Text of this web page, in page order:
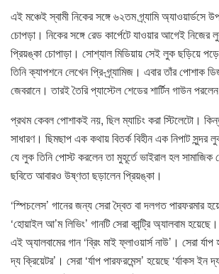
এই মঞ্চেই স্বামী নিকের সঙ্গে ৬২তম গ্র্যামি অ্যাওয়ার্ডসে
চোপড়া। নিকের সঙ্গে রেড কার্পেটে যাওয়ার আগেই নিজের
প্রিয়ঙ্কা চোপাড়া। সোশ্যাল মিডিয়ায় সেই লুক ছড়িয়ে
তিনি ক্যাপশনে লেখেন প্রি-গ্র্যামিজ। এবার তাঁর পোশাক
জেবরানে। তারই তৈরি প্যাস্টেল শেডের শার্টিন গাউন
প্রথম কেবল পোশাকই নয়, ছিল ম্যাচিং করা স্টিলেটো।
সাধারণ। ছিমছাপ এক কথায় বিতর্ক বিহীন এক নিপাট
যে লুক তিনি পোস্ট করলেন তা মুহূর্তে ভাইরাল হল
ছবিতে আবারও উষ্ণতা ছড়ালেন প্রিয়ঙ্কা।
‘স্পিচলেস’ গানের জন্য সেরা দ্বৈত বা দলগত পারফরমার
‘হোয়াইল আ’ম লিভিং’ গানটি সেরা কান্ট্রি অ্যালবাম
এই অ্যালবামের গান ‘ব্রিং মাই ফ্লাওয়ার্স নাউ’। সেরা
দ্য ক্রিয়েটর’। সেরা ‘র্যাপ পারফরমেন্স’ হয়েছে ‘র্যাকস ইন